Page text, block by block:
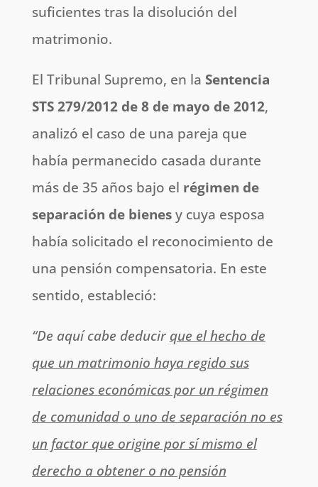
suficientes tras la disolución del
matrimonio.
El Tribunal Supremo, en la Sentencia
STS 279/2012 de 8 de mayo de 2012,
analizó el caso de una pareja que
había permanecido casada durante
más de 35 años bajo el régimen de
separación de bienesy cuya esposa
había solicitado el reconocimiento de
una pensión compensatoria. En este
sentido, estableció:
“De aquí cabe deducir que el hecho de
que un matrimonio haya regido sus
relaciones económicas por un régimen
de comunidad o uno de separación no es
un factor que origine por sí mismo el
derecho a obtener o no pensión